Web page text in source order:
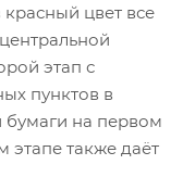
цвет все
этап с
пунктов в
бумаги на первом
этапе также даёт